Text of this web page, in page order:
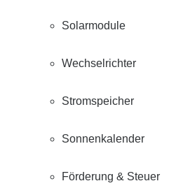
Solarmodule
Wechselrichter
Stromspeicher
Sonnenkalender
Förderung & Steuer